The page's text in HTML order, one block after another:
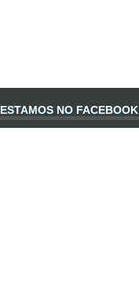
ESTAMOS NO FACEBOOK